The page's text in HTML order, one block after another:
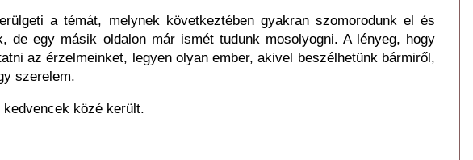
a témát, melynek következtében gyakran szomorodunk el és
de egy másik oldalon már ismét tudunk mosolyogni. A lényeg, hogy
az érzelmeinket, legyen olyan ember, akivel beszélhetünk bármiről,
szerelem.
közé került.